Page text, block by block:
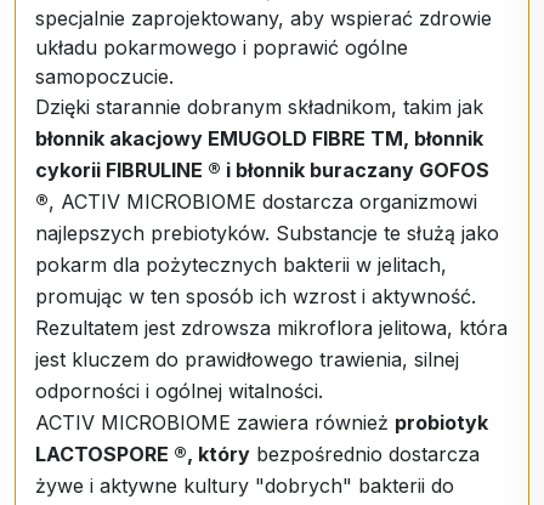
specjalnie zaprojektowany, aby wspierać zdrowie
układu pokarmowego i poprawić ogólne
samopoczucie.
Dzięki starannie dobranym składnikom, takim jak
błonnik akacjowy EMUGOLD FIBRE TM, błonnik
cykorii FIBRULINE ® i błonnik buraczany GOFOS
®, ACTIV MICROBIOME dostarcza organizmowi
najlepszych prebiotyków. Substancje te służą jako
pokarm dla pożytecznych bakterii w jelitach,
promując w ten sposób ich wzrost i aktywność.
Rezultatem jest zdrowsza mikroflora jelitowa, która
jest kluczem do prawidłowego trawienia, silnej
odporności i ogólnej witalności.
ACTIV MICROBIOME zawiera również probiotyk
LACTOSPORE ®, który bezpośrednio dostarcza
żywe i aktywne kultury "dobrych" bakterii do